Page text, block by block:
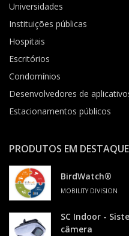
Universidades
Instituições públicas
Hospitais
Escritórios
Condomínios
Desenvolvedores de
Estacionamentos públicos
PRODUTOS EM DESTAQUE
BirdWatch®
MOBILITY DIVISION
SC Indoor -
câmera